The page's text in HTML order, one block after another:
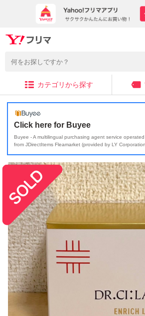
カテゴリから探す
Click here for Buyee
Buyee - A multilingual purchasing agent service
from JDirectItems Fleamarket (provided by LY